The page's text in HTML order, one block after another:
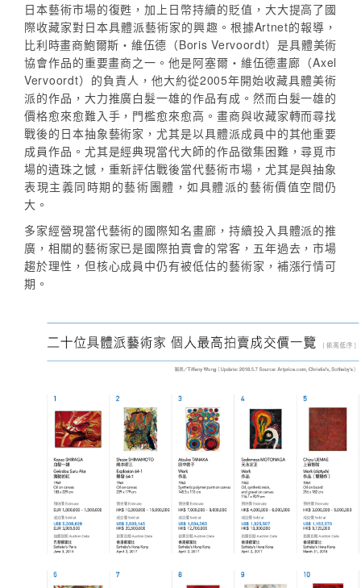
日本藝術市場的復甦，加上日幣持續的貶值，大大提高了國
際收藏家對日本具體派藝術家的興趣。根據Artnet的報導，
比利時畫商鮑爾斯・維伍德（Boris Vervoordt）是具體美術
協會作品的重要畫商之一。他是阿塞爾・維伍德畫廊（Axel
Vervoordt）的負責人，他大約從2005年開始收藏具體美術
派的作品，大力推廣白髮一雄的作品有成。然而白髮一雄的
價格愈來愈難入手，門檻愈來愈高。畫商與收藏家轉而尋找
戰後的日本抽象藝術家，尤其是以具體派成員中的其他重要
成員作品。尤其是經典現當代大師的作品徵集困難，尋覓市
場的遺珠之憾，重新評估戰後當代藝術市場，尤其是與抽象
表現主義同時期的藝術團體，如具體派的藝術價值空間仍
大。
多家經營現當代藝術的國際知名畫廊，持續投入具體派的推
廣，相關的藝術家已是國際拍賣會的常客，五年過去，市場
趨於理性，但核心成員中仍有被低估的藝術家，補漲行情可
期。